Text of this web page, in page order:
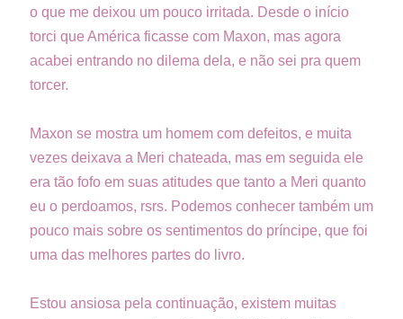
o que me deixou um pouco irritada. Desde o início
torci que América ficasse com Maxon, mas agora
acabei entrando no dilema dela, e não sei pra quem
torcer.
Maxon se mostra um homem com defeitos, e muita
vezes deixava a Meri chateada, mas em seguida ele
era tão fofo em suas atitudes que tanto a Meri quanto
eu o perdoamos, rsrs. Podemos conhecer também um
pouco mais sobre os sentimentos do príncipe, que foi
uma das melhores partes do livro.
Estou ansiosa pela continuação, existem muitas